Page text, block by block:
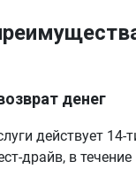
денег
действует 14-
драйв, в течение